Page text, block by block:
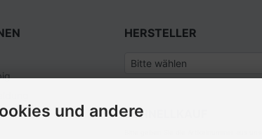
HERSTELLER
SCHNELLKAUF
und andere